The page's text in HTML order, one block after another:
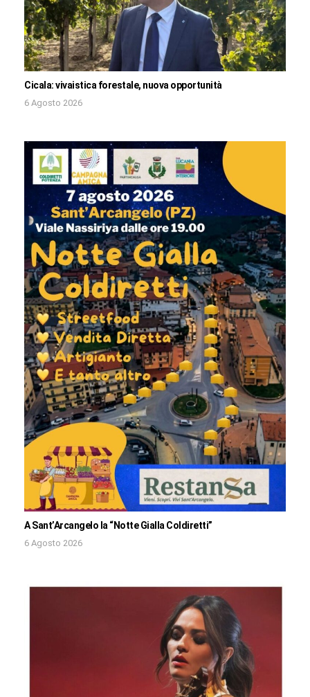
Cicala: vivaistica forestale, nuova opportunità
6 Agosto 2026
A Sant’Arcangelo la “Notte Gialla Coldiretti”
6 Agosto 2026